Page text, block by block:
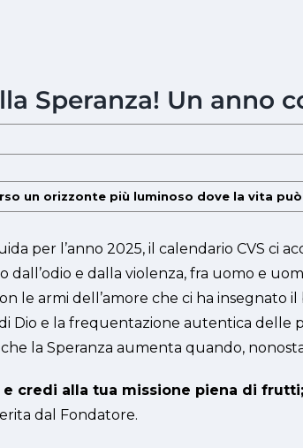
Speranza! Un anno
un orizzonte più luminoso dove la vita
per l’anno 2025, il calendario CVS ci
e dalla violenza, fra uomo e
le armi dell’amore che ci ha insegnato
Dio e la frequentazione autentica delle
che la Speranza aumenta quando,
e credi alla tua missione piena di
dal Fondatore.